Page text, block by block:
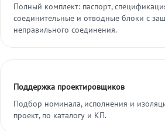
Полный комплект: паспорт,
соединительные и отводные блоки с
неправильного соединения.
Поддержка проектировщиков
Подбор номинала, исполнения и
проект, по каталогу и КП.